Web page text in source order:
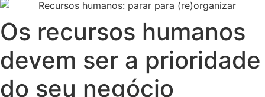
Os recursos humanos
devem ser a prioridade
do seu negócio